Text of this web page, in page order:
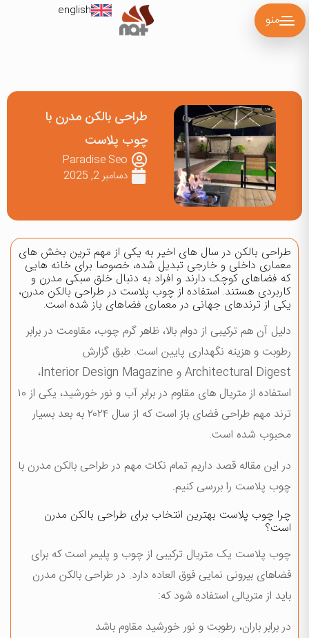
منو
english
طراحی بالکن مدرن با
چوب پلاست
Paradise Seo
دسامبر 2, 2025
طراحی بالکن در سال های اخیر به یکی از مهم ترین بخش های
معماری داخلی و خارجی تبدیل شده، خصوصا برای خانه هایی
که فضاهای کوچک دارند و افراد به دنبال خلق سبکی مدرن و
کاربردی هستند. استفاده از چوب پلاست در طراحی بالکن مدرن،
یکی از ترندهای جهانی در معماری فضاهای باز شده است.
دلیل آن هم ترکیبی از دوام بالا، ظاهر گرم چوب، مقاومت در برابر
رطوبت و هزینه نگهداری پایین است. طبق گزارش
Architectural Digest و Interior Design Magazine،
استفاده از متریال های مقاوم در برابر آب و نور خورشید، یکی از ۱۰
ترند مهم طراحی فضای باز است که از سال ۲۰۲۴ به بعد بسیار
محبوب شده است.
در این مقاله قصد داریم تمام نکات مهم در طراحی بالکن مدرن با
چوب پلاست را بررسی کنیم.
چرا چوب پلاست بهترین انتخاب برای طراحی بالکن مدرن
است؟
چوب پلاست یک متریال ترکیبی از چوب و پلیمر است که برای
فضاهای بیرونی نمایی فوق العاده دارد. در طراحی بالکن مدرن
باید از متریالی استفاده شود که:
در برابر باران، رطوبت و نور خورشید مقاوم باشد